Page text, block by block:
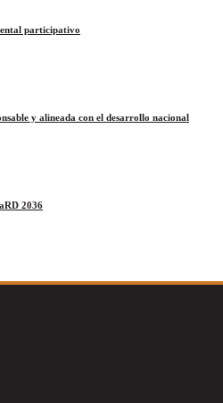
participativo
y alineada con el desarrollo nacional
2036